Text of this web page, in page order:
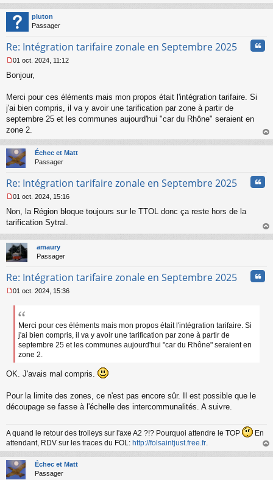
au
pluton
Passager
Re: Intégration tarifaire zonale en Septembre 2025
e
s
a
g
e
n
o
n
l
u
01 oct. 2024, 11:12
Bonjour,
Merci pour ces éléments mais mon propos était l'intégration tarifaire. Si
j'ai bien compris, il va y avoir une tarification par zone à partir de
septembre 25 et les communes aujourd'hui "car du Rhône" seraient en
zone 2.
au
Échec et Matt
Passager
Re: Intégration tarifaire zonale en Septembre 2025
e
s
a
g
e
o
l
01 oct. 2024, 15:16
Non, la Région bloque toujours sur le TTOL donc ça reste hors de la
tarification Sytral.
au
amaury
Passager
Re: Intégration tarifaire zonale en Septembre 2025
e
n
o
u
01 oct. 2024, 15:36
Merci pour ces éléments mais mon propos était l'intégration tarifaire. Si
j'ai bien compris, il va y avoir une tarification par zone à partir de
septembre 25 et les communes aujourd'hui "car du Rhône" seraient en
zone 2.
OK. J'avais mal compris.
Pour la limite des zones, ce n'est pas encore sûr. Il est possible que le
découpage se fasse à l'échelle des intercommunalités. A suivre.
A quand le retour des trolleys sur l'axe A2 ?!? Pourquoi attendre le TOP
En
attendant, RDV sur les traces du FOL: http://folsaintjust.free.fr
au
Échec et Matt
Passager